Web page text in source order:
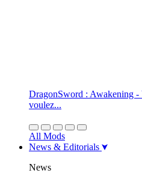
DragonSword : Awakening -
voulez...
All Mods
News & Editorials
News